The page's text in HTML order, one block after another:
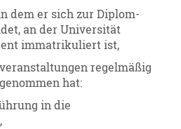
dem er sich zur Diplom-
an der Universität
immatrikuliert ist,
regelmäßig
hat:
in die